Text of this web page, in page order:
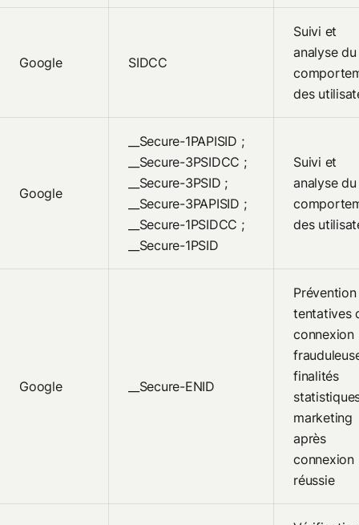
Google SIDCC
Suivi et
analyse du
des
Google
__Secure-1PAPISID ;
__Secure-3PSIDCC ;
__Secure-3PSID ;
__Secure-3PAPISID ;
__Secure-1PSIDCC ;
__Secure-1PSID
Suivi et
analyse du
des
Google __Secure-ENID
tentatives
connexion
finalités
marketing
après
connexion
réussie